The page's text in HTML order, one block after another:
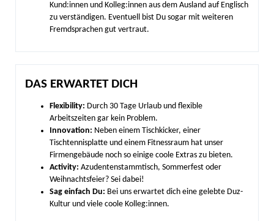
Kund:innen und Kolleg:innen aus dem Ausland auf Englisch
zu verständigen. Eventuell bist Du sogar mit weiteren
Fremdsprachen gut vertraut.
DAS ERWARTET DICH
Flexibility: Durch 30 Tage Urlaub und flexible
Arbeitszeiten gar kein Problem.
Innovation: Neben einem Tischkicker, einer
Tischtennisplatte und einem Fitnessraum hat unser
Firmengebäude noch so einige coole Extras zu bieten.
Activity: Azudentenstammtisch, Sommerfest oder
Weihnachtsfeier? Sei dabei!
Sag einfach Du: Bei uns erwartet dich eine gelebte Duz-
Kultur und viele coole Kolleg:innen.